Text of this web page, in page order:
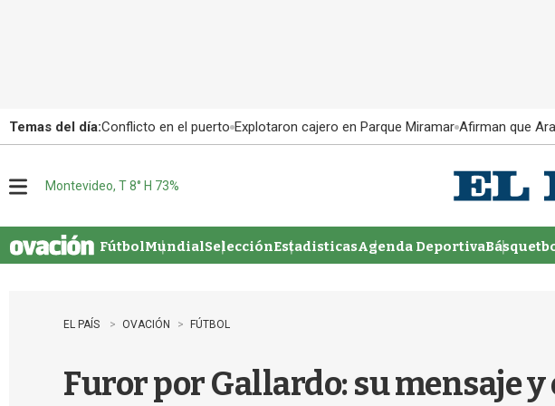
Temas del día:Conflicto en el puerto Explotaron cajero en Parque Miramar Afirman que
u
Montevideo, T 8° H 73%
FútbolMundialSelecciónEstadisticasAgenda Deportiva
EL PAÍS OVACIÓN FÚTBOL
Furor por Gallardo: su mensaje